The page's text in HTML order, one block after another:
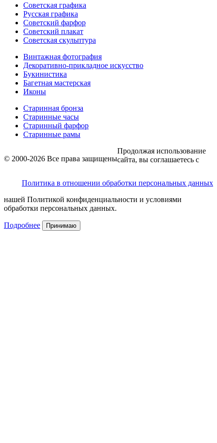
Советская графика
Русская графика
Советский фарфор
Советский плакат
Советская скульптура
Винтажная фотография
Декоративно-прикладное искусство
Букинистика
Багетная мастерская
Иконы
Старинная бронза
Старинные часы
Старинный фарфор
Старинные рамы
© 2000-2026 Все права защищены
Политика в отношении обработки персональных данных
Продолжая использование
сайта, вы соглашаетесь с
нашей Политикой конфиденциальности и условиями
обработки персональных данных.
Подробнее Принимаю